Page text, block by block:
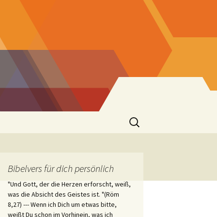
St. Josef
Suchen
nach:
Bibelvers für dich persönlich
"Und Gott, der die Herzen erforscht, weiß,
was die Absicht des Geistes ist. "(Röm
8,27) --- Wenn ich Dich um etwas bitte,
weißt Du schon im Vorhinein, was ich